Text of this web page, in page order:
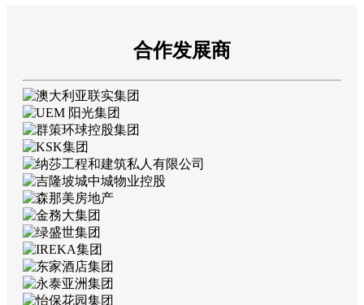
合作发展商